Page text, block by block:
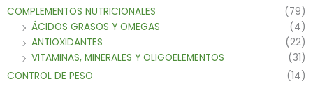
COMPLEMENTOS NUTRICIONALES
(79)
ÁCIDOS GRASOS Y OMEGAS
(4)
ANTIOXIDANTES
(22)
VITAMINAS, MINERALES Y OLIGOELEMENTOS
(31)
CONTROL DE PESO
(14)